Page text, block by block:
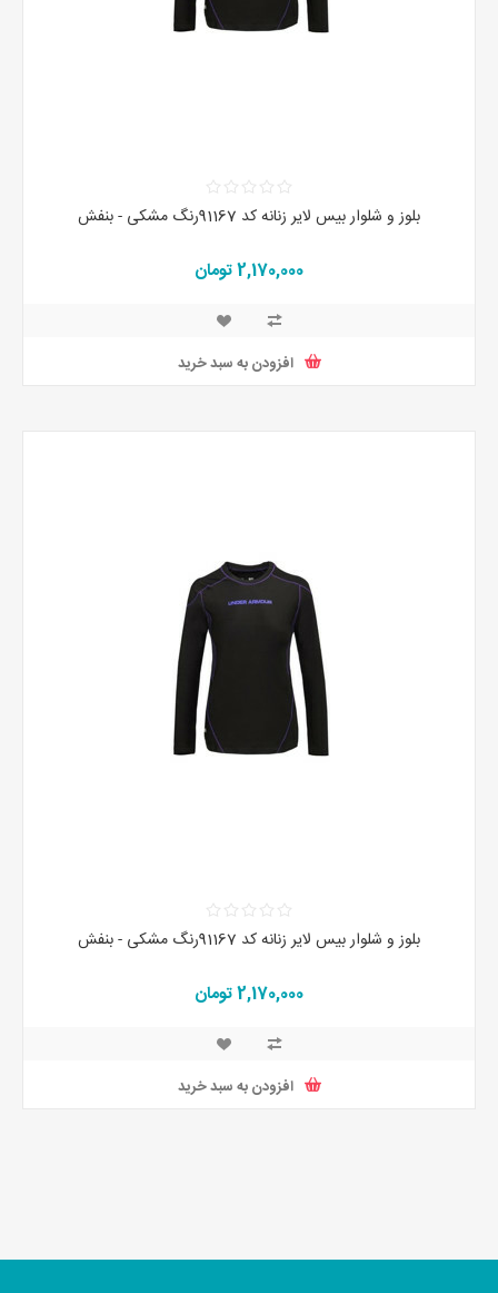
بلوز و شلوار بیس لایر زنانه کد 91167رنگ مشکی - بنفش
2,170,000 تومان
افزودن به سبد خرید
بلوز و شلوار بیس لایر زنانه کد 91167رنگ مشکی - بنفش
2,170,000 تومان
افزودن به سبد خرید